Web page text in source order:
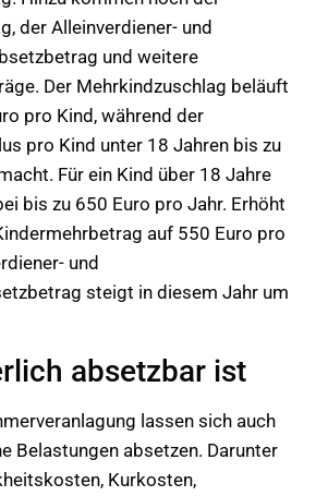
der Alleinverdiener- und
und weitere
Der Mehrkindzuschlag beläuft
pro Kind, während der
pro Kind unter 18 Jahren bis zu
Für ein Kind über 18 Jahre
bis zu 650 Euro pro Jahr. Erhöht
auf 550 Euro pro
und
steigt in diesem Jahr um
absetzbar ist
lassen sich auch
Belastungen absetzen. Darunter
Kurkosten,